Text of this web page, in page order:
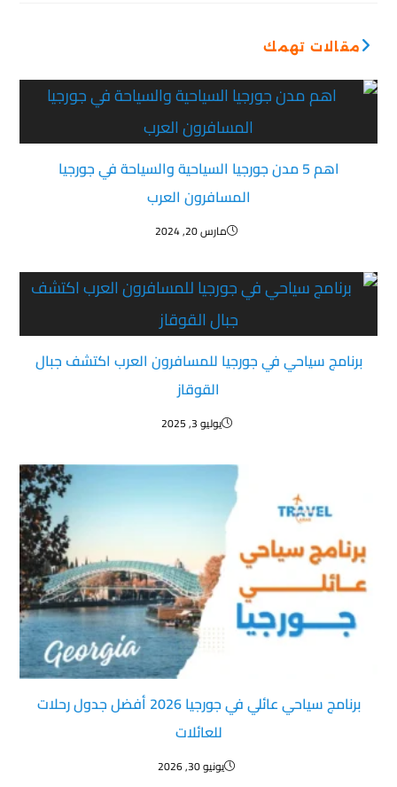
مقالات تهمك
اهم 5 مدن جورجيا السياحية والسياحة في جورجيا
المسافرون العرب
مارس 20, 2024
برنامج سياحي في جورجيا للمسافرون العرب اكتشف جبال
القوقاز
يوليو 3, 2025
برنامج سياحي عائلي في جورجيا 2026 أفضل جدول رحلات
للعائلات
يونيو 30, 2026